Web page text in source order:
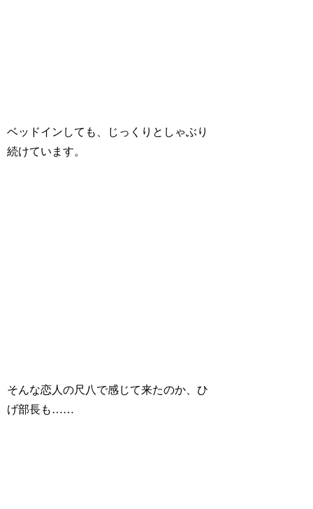
ベッドインしても、じっくりとしゃぶり
続けています。
そんな恋人の尺八で感じて来たのか、ひ
げ部長も……